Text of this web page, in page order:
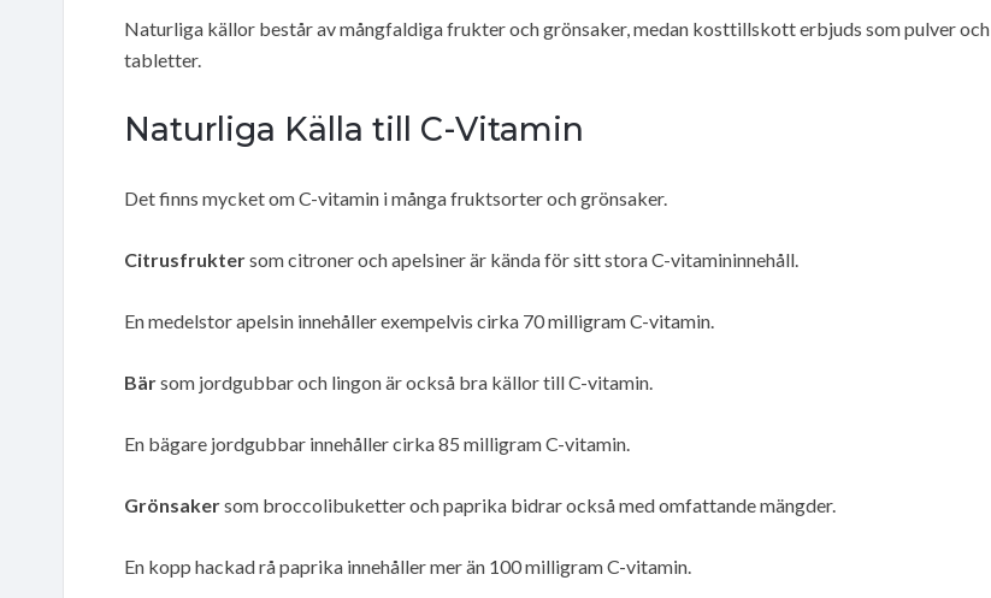
Naturliga källor består av mångfaldiga frukter och grönsaker, medan kosttillskott erbjuds som pulver och
tabletter.
Naturliga Källa till C-Vitamin
Det finns mycket om C-vitamin i många fruktsorter och grönsaker.
Citrusfruktersom citroner och apelsiner är kända för sitt stora C-vitamininnehåll.
En medelstor apelsin innehåller exempelvis cirka 70 milligram C-vitamin.
Bärsom jordgubbar och lingon är också bra källor till C-vitamin.
En bägare jordgubbar innehåller cirka 85 milligram C-vitamin.
Grönsakersom broccolibuketter och paprika bidrar också med omfattande mängder.
En kopp hackad rå paprika innehåller mer än 100 milligram C-vitamin.